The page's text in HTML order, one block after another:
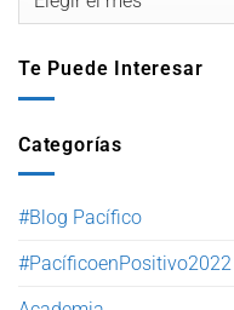
Te Puede Interesar
Categorías
#Blog Pacífico
#PacíficoenPositivo2022